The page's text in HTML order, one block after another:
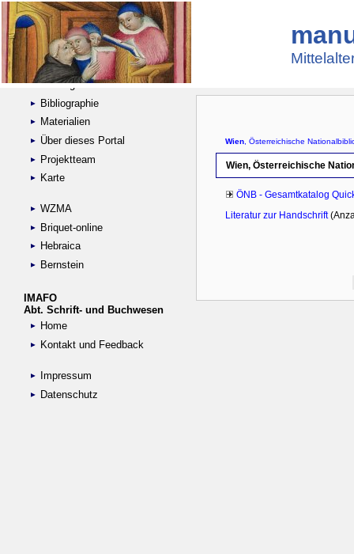
Suche
Handschriftensammlungen
Digitalisierte Handschriften
Kataloge
Bibliographie
Materialien
Über dieses Portal
Projektteam
Karte
WZMA
Briquet-online
Hebraica
Bernstein
IMAFO
Abt. Schrift- und Buchwesen
Home
Kontakt und Feedback
Impressum
Datenschutz